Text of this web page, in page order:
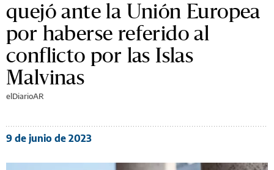
quejó ante la Unión Europea
por haberse referido al
conflicto por las Islas
Malvinas
elDiarioAR
9 de junio de 2023